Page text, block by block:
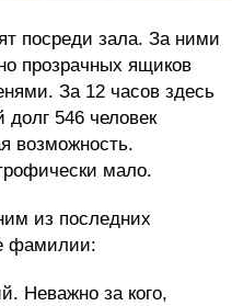
посреди зала. За ними
прозрачных ящиков
За 12 часов здесь
546 человек
возможность.
мало.
из последних
фамилии:
Неважно за кого,